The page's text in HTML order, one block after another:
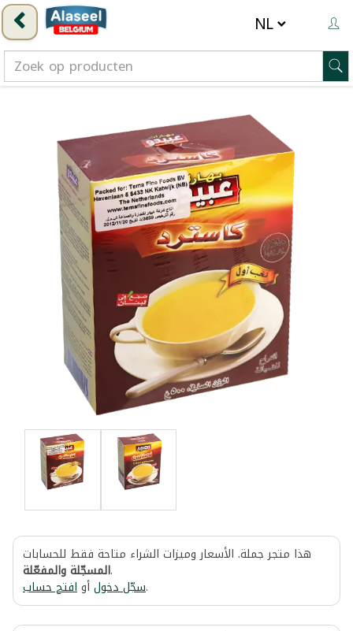
هذا متجر جملة. الأسعار وميزات الشراء متاحة فقط للحسابات
المسجّلة والمفعّلة.
سجّل دخولأوافتح حساب .